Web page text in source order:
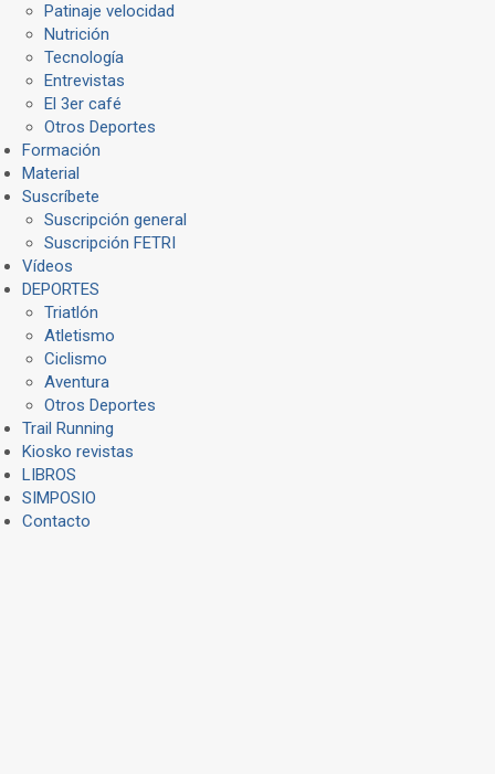
Patinaje velocidad
Nutrición
Tecnología
Entrevistas
El 3er café
Otros Deportes
Formación
Material
Suscríbete
Suscripción general
Suscripción FETRI
Vídeos
DEPORTES
Triatlón
Atletismo
Ciclismo
Aventura
Otros Deportes
Trail Running
Kiosko revistas
LIBROS
SIMPOSIO
Contacto